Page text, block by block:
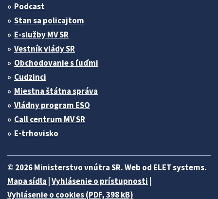
Podcast
Stan sa policajtom
E-služby MV SR
Vestník vlády SR
Obchodovanie s ľuďmi
Cudzinci
Miestna štátna správa
Vládny program ESO
Call centrum MV SR
E-trhovisko
© 2026 Ministerstvo vnútra SR. Web od ELET systems.
Mapa sídla Vyhlásenie o prístupnosti
Vyhlásenie o cookies (PDF, 398 kB)